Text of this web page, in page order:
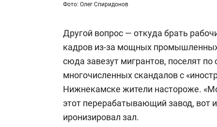
Фото: Олег Спиридонов
Другой вопрос — откуда брать
кадров из-за мощных
сюда завезут мигрантов, поселят по
многочисленных скандалов с
Нижнекамске жители настороже.
этот перерабатывающий завод, вот
иронизировал зал.